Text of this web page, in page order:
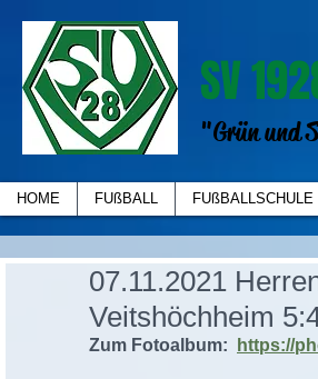
SV
"Grün und
HOME FUßBALL FUßBALLSCHULE
07.11.2021
Veitshöchheim
Zum Fotoalbum: https://